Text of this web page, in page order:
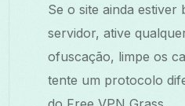
Se o site ainda estiver
servidor, ative
ofuscação, limpe os
tente um protocolo